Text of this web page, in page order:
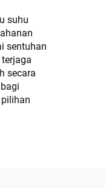
suhu
sentuhan
secara